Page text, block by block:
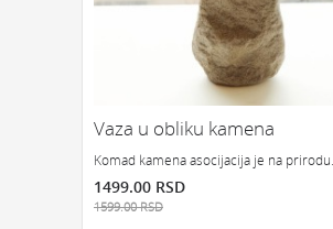
Vaza u obliku kamena
Komad kamena asocijacija je na prirodu...
1499.00 RSD
1599.00 RSD